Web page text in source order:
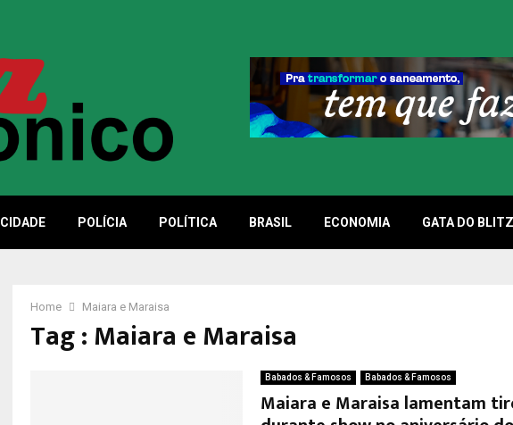
CIDADE POLÍCIA POLÍTICA BRASIL ECONOMIA GATA DO BLITZ
Home Maiara e Maraisa
Tag : Maiara e Maraisa
Babados & Famosos Babados & Famosos
Maiara e Maraisa lamentam